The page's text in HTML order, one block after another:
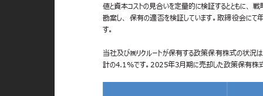
値と資本コストの見合いを定量的に検証するとともに
勘案し、 保有の適否を検証しています。取締役会にて
す。
当社及び㈱リクルートが保有する政策保有株式の状
計の4.1%です。2025年3月期に売却した政策保有株